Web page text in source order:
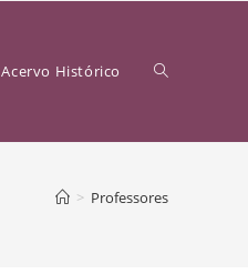
Acervo Histórico
> Professores